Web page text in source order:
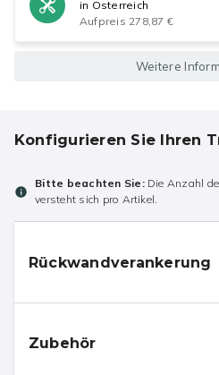
in Österreich
Aufpreis 278,87 €
Weitere
Konfigurieren Sie Ihren
Bitte beachten Sie:Die Anzahl
versteht sich pro Artikel.
Rückwandverankerung
Zubehör